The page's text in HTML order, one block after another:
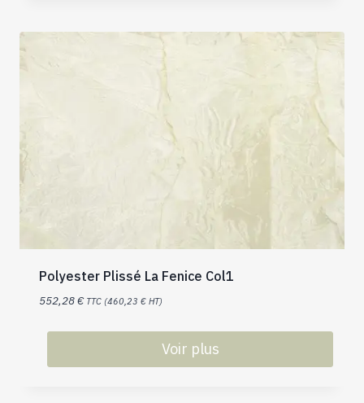
Polyester Plissé La Fenice Col1
552,28€ TTC (460,23 € HT)
Voir plus